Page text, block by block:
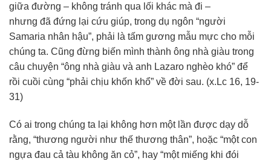
giữa đường – không tránh qua lối khác mà đi –
nhưng đã đứng lại cứu giúp, trong dụ ngôn “người
Samaria nhân hậu”, phải là tấm gương mẫu mực cho mỗi
chúng ta. Cũng đừng biến mình thành ông nhà giàu trong
câu chuyện “ông nhà giàu và anh Lazaro nghèo khó” để
rồi cuồi cùng “phải chịu khốn khổ” về đời sau. (x.Lc 16, 19-
31)
Có ai trong chúng ta lại không hơn một lần được dạy dỗ
rằng, “thương người như thế thương thân”, hoặc “một con
ngựa đau cả tàu không ăn cỏ”, hay “một miếng khi đói